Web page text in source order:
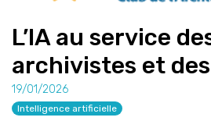
L’IA au service
archivistes et
19/01/2026
Intelligence artificielle